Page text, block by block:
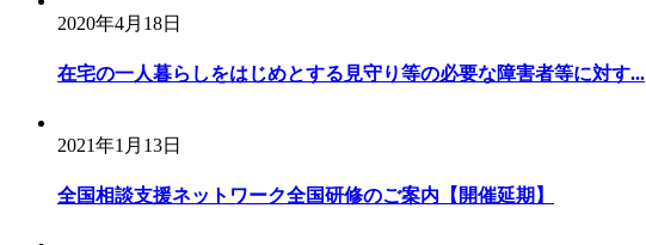
2020年4月18日
在宅の一人暮らしをはじめとする見守り等の必要な障害者等に対す...
2021年1月13日
全国相談支援ネットワーク全国研修のご案内【開催延期】